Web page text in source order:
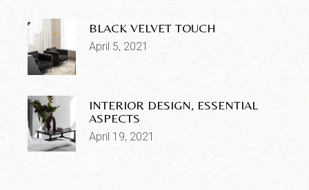
BLACK VELVET TOUCH
April 5, 2021
INTERIOR DESIGN, ESSENTIAL
ASPECTS
April 19, 2021